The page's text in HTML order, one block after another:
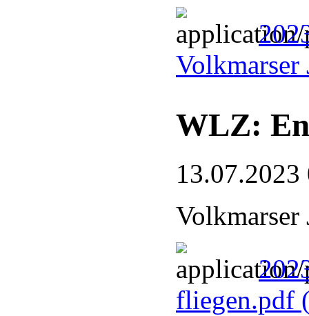
WLZ:
13.07.2023
Volkmarser
fliegen.pdf